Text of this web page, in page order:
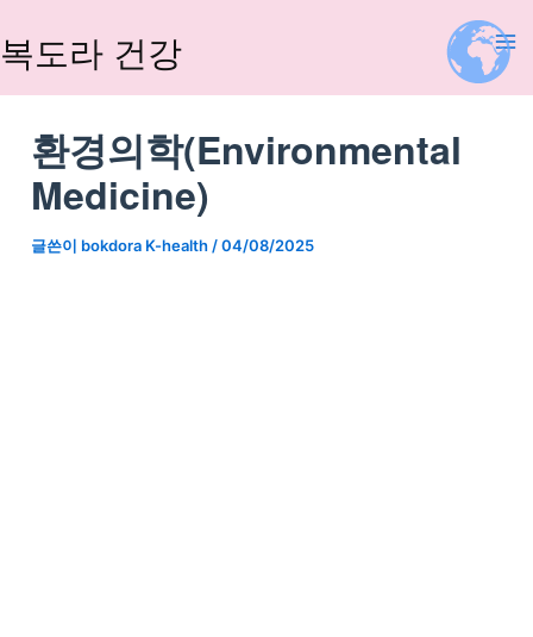
텐
로
복도라 건강
환경의학(Environmental
Medicine)
글쓴이 bokdora K-health /04/08/2025